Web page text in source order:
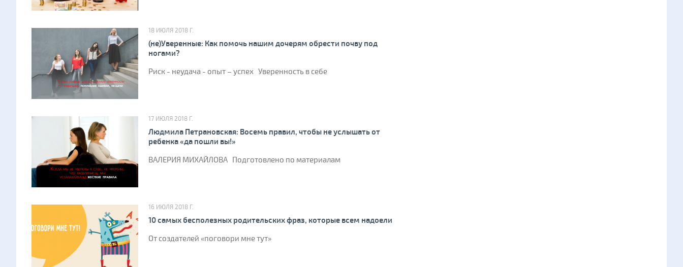
18 ИЮЛЯ 2018 Г.
(не)Уверенные: Как помочь нашим дочерям обрести почву под
ногами?
Риск - неудача - опыт – успех Уверенность в себе
17 ИЮЛЯ 2018 Г.
Людмила Петрановская: Восемь правил, чтобы не услышать от
ребенка «да пошли вы!»
ВАЛЕРИЯ МИХАЙЛОВА Подготовлено по материалам
16 ИЮЛЯ 2018 Г.
10 самых бесполезных родительских фраз, которые всем надоели
От создателей «поговори мне тут»